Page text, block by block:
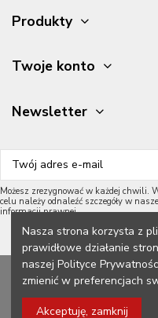
Produkty
Twoje konto
Newsletter
Możesz zrezygnować w każdej chwili.
celu należy odnaleźć szczegóły w
informacji prawnej.
2026 Meble Grycpol.
Nasza strona korzysta z
prawidłowe działanie
naszej Polityce
zmienić w preferencjach
Akceptuję, zamknij